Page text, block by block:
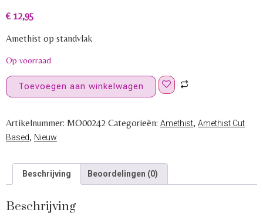
€ 12,95
Amethist op standvlak
Op voorraad
Toevoegen aan winkelwagen
Artikelnummer: MO00242 Categorieën: Amethist, Amethist Cut
Based, Nieuw
Beschrijving Beoordelingen (0)
Beschrijving